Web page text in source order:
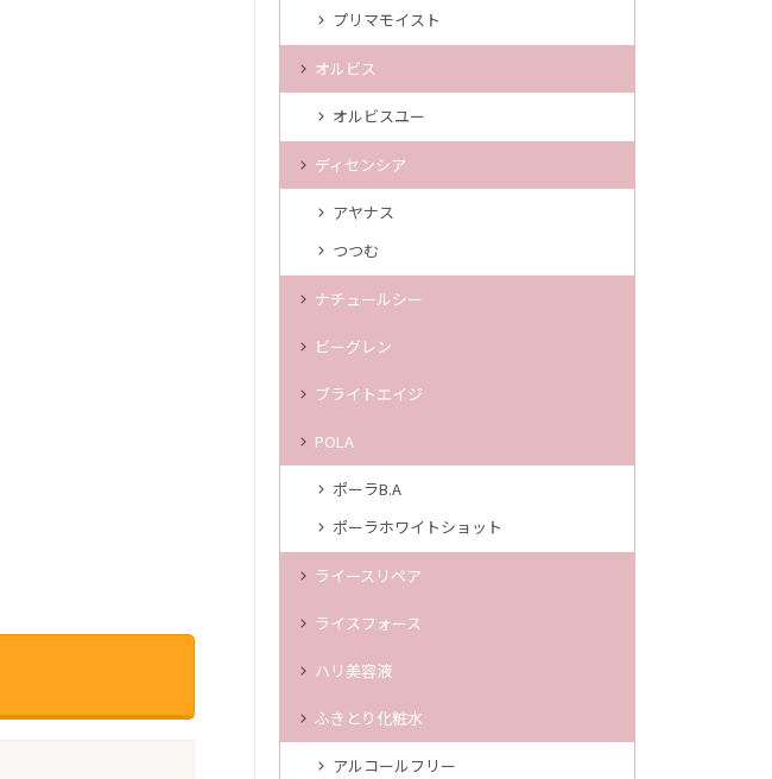
プリマモイスト
オルビス
オルビスユー
ディセンシア
アヤナス
つつむ
ナチュールシー
ビーグレン
ブライトエイジ
POLA
ポーラB.A
ポーラホワイトショット
ライースリペア
ライスフォース
ハリ美容液
ふきとり化粧水
アルコールフリー